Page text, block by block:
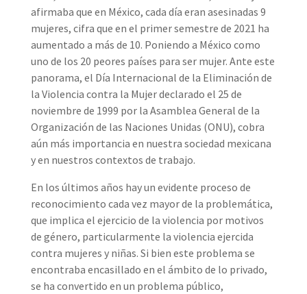
afirmaba que en México, cada día eran asesinadas 9
mujeres, cifra que en el primer semestre de 2021 ha
aumentado a más de 10. Poniendo a México como
uno de los 20 peores países para ser mujer. Ante este
panorama, el Día Internacional de la Eliminación de
la Violencia contra la Mujer declarado el 25 de
noviembre de 1999 por la Asamblea General de la
Organización de las Naciones Unidas (ONU), cobra
aún más importancia en nuestra sociedad mexicana
y en nuestros contextos de trabajo.
En los últimos años hay un evidente proceso de
reconocimiento cada vez mayor de la problemática,
que implica el ejercicio de la violencia por motivos
de género, particularmente la violencia ejercida
contra mujeres y niñas. Si bien este problema se
encontraba encasillado en el ámbito de lo privado,
se ha convertido en un problema público,